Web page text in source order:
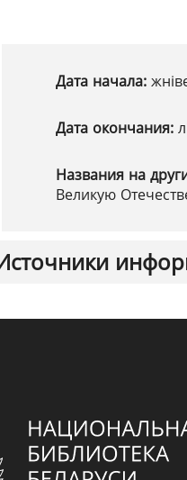
Дата начала:
Дата окончания:
Названия на
Великую